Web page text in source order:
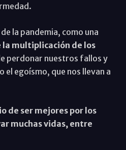
la pandemia, como una
multiplicación de los
perdonar nuestros fallos y
el egoísmo, que nos llevan a
de ser mejores por los
muchas vidas, entre